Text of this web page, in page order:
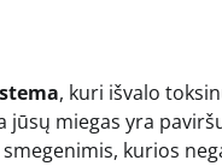
, kuri išvalo
miegas yra
kurios